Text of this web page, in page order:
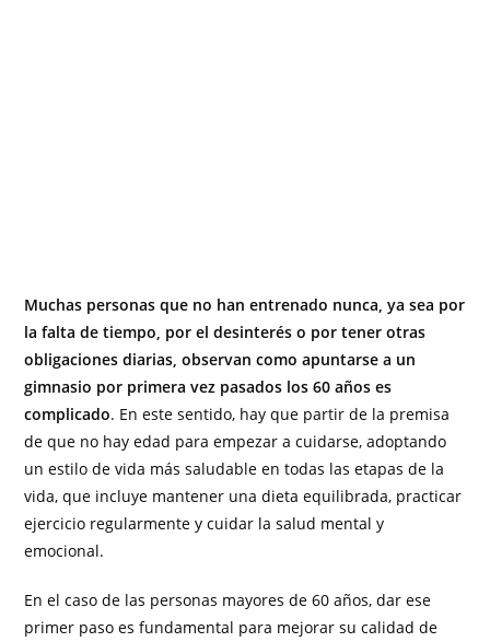
Muchas personas que no han entrenado nunca, ya sea por
la falta de tiempo, por el desinterés o por tener otras
obligaciones diarias, observan como apuntarse a un
gimnasio por primera vez pasados los 60 años es
complicado. En este sentido, hay que partir de la premisa
de que no hay edad para empezar a cuidarse, adoptando
un estilo de vida más saludable en todas las etapas de la
vida, que incluye mantener una dieta equilibrada, practicar
ejercicio regularmente y cuidar la salud mental y
emocional.
En el caso de las personas mayores de 60 años, dar ese
primer paso es fundamental para mejorar su calidad de